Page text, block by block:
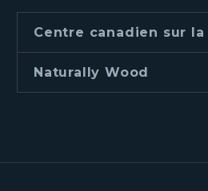
Centre canadien sur
Naturally Wood